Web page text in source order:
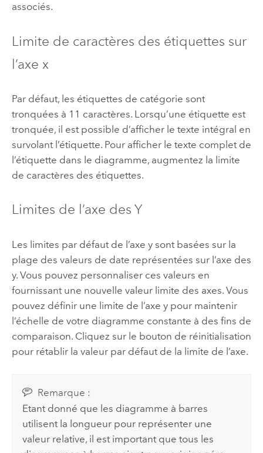
associés.
Limite de caractères des étiquettes sur
l’axe x
Par défaut, les étiquettes de catégorie sont
tronquées à 11 caractères. Lorsqu’une étiquette est
tronquée, il est possible d’afficher le texte intégral en
survolant l’étiquette. Pour afficher le texte complet de
l’étiquette dans le diagramme, augmentez la limite
de caractères des étiquettes.
Limites de l’axe des Y
Les limites par défaut de l’axe y sont basées sur la
plage des valeurs de date représentées sur l’axe des
y. Vous pouvez personnaliser ces valeurs en
fournissant une nouvelle valeur limite des axes. Vous
pouvez définir une limite de l’axe y pour maintenir
l’échelle de votre diagramme constante à des fins de
comparaison. Cliquez sur le bouton de réinitialisation
pour rétablir la valeur par défaut de la limite de l’axe.
Remarque :
Etant donné que les diagramme à barres
utilisent la longueur pour représenter une
valeur relative, il est important que tous les